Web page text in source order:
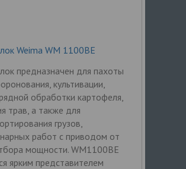
Weima WM 1100BE
предназначен для пахоты
культивации,
обработки картофеля,
трав, а также для
грузов,
работ с приводом от
мощности. WM1100BE
ярким представителем